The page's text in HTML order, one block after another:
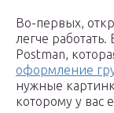
Во-первых,
легче
Postman,
оформление
нужные
которому у вас